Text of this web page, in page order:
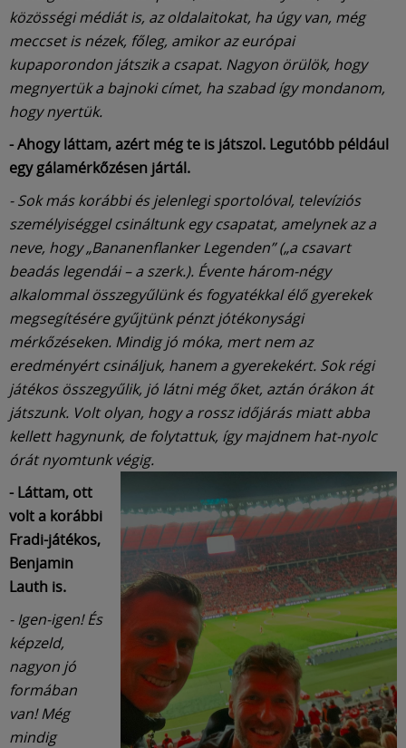
közösségi médiát is, az oldalaitokat, ha úgy van, még
meccset is nézek, főleg, amikor az európai
kupaporondon játszik a csapat. Nagyon örülök, hogy
megnyertük a bajnoki címet, ha szabad így mondanom,
hogy nyertük.
- Ahogy láttam, azért még te is játszol. Legutóbb például
egy gálamérkőzésen jártál.
- Sok más korábbi és jelenlegi sportolóval, televíziós
személyiséggel csináltunk egy csapatat, amelynek az a
neve, hogy „Bananenflanker Legenden” („a csavart
beadás legendái – a szerk.). Évente három-négy
alkalommal összegyűlünk és fogyatékkal élő gyerekek
megsegítésére gyűjtünk pénzt jótékonysági
mérkőzéseken. Mindig jó móka, mert nem az
eredményért csináljuk, hanem a gyerekekért. Sok régi
játékos összegyűlik, jó látni még őket, aztán órákon át
játszunk. Volt olyan, hogy a rossz időjárás miatt abba
kellett hagynunk, de folytattuk, így majdnem hat-nyolc
órát nyomtunk végig.
- Láttam, ott
volt a korábbi
Fradi-játékos,
Benjamin
Lauth is.
- Igen-igen! És
képzeld,
nagyon jó
formában
van! Még
mindig